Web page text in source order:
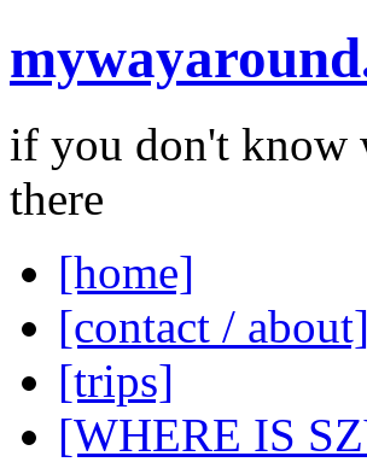
if you don't know
there
[home]
[contact / about]
[trips]
[WHERE IS